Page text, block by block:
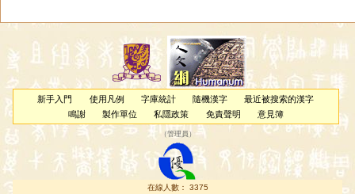
新手入門 使用凡例 字庫統計 隨機漢字
最近被搜索的漢字
鳴謝
製作單位 私隱政策 免責聲明 意見簿
（管理員 ）
在線人數： 3375